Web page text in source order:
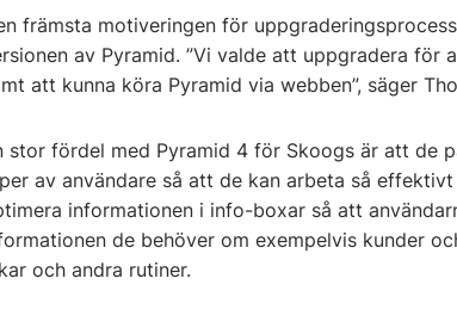
främsta motiveringen för
av Pyramid. ”Vi valde att uppgradera
att kunna köra Pyramid via webben”, säger
stor fördel med Pyramid 4 för Skoogs är att de
av användare så att de kan arbeta så
informationen i info-boxar så att
de behöver om exempelvis kunder
och andra rutiner.